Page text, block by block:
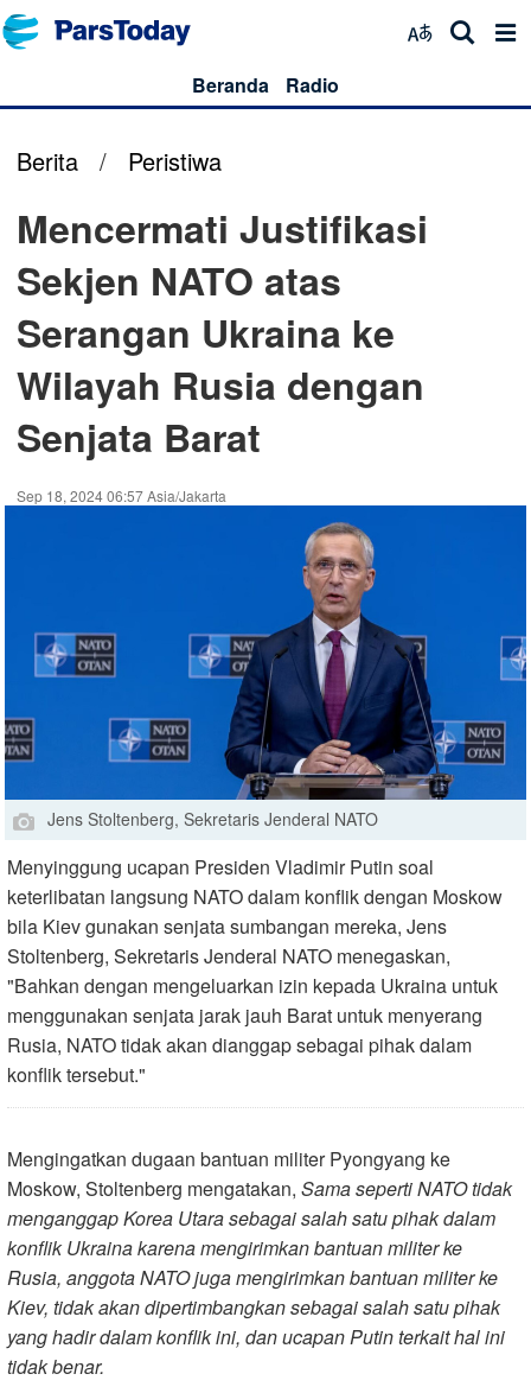
Beranda Radio
Berita / Peristiwa
Mencermati Justifikasi
Sekjen NATO atas
Serangan Ukraina ke
Wilayah Rusia dengan
Senjata Barat
Sep 18, 2024 06:57 Asia/Jakarta
Jens Stoltenberg, Sekretaris Jenderal NATO
Menyinggung ucapan Presiden Vladimir Putin soal
keterlibatan langsung NATO dalam konflik dengan Moskow
bila Kiev gunakan senjata sumbangan mereka, Jens
Stoltenberg, Sekretaris Jenderal NATO menegaskan,
"Bahkan dengan mengeluarkan izin kepada Ukraina untuk
menggunakan senjata jarak jauh Barat untuk menyerang
Rusia, NATO tidak akan dianggap sebagai pihak dalam
konflik tersebut."
Mengingatkan dugaan bantuan militer Pyongyang ke
Moskow, Stoltenberg mengatakan, Sama seperti NATO tidak
menganggap Korea Utara sebagai salah satu pihak dalam
konflik Ukraina karena mengirimkan bantuan militer ke
Rusia, anggota NATO juga mengirimkan bantuan militer ke
Kiev, tidak akan dipertimbangkan sebagai salah satu pihak
yang hadir dalam konflik ini, dan ucapan Putin terkait hal ini
tidak benar.